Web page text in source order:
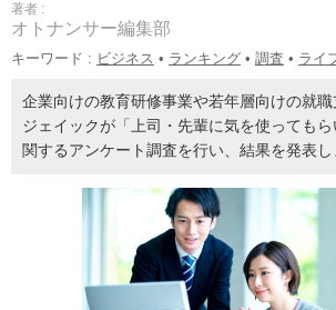
著者 :
オトナンサー編集部
キーワード : ビジネス • ランキング • 調査 • ライ
企業向けの教育研修事業や若年層向けの就
ジェイックが「上司・先輩に気を使っても
関するアンケート調査を行い、結果を発表し